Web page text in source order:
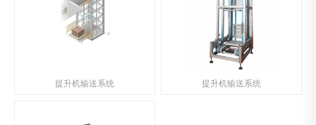
提升机输送系统 提升机输送系统